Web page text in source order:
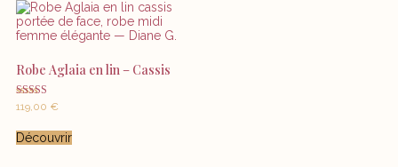
Robe Aglaia en lin – Cassis
Note
119,00 €
Découvrir